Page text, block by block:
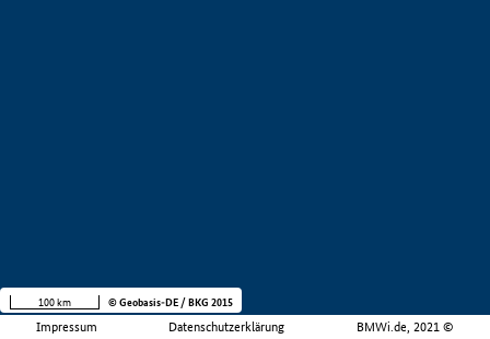
Impressum Datenschutzerklärung BMWi.de, 2021 ©
100 km © Geobasis-DE / BKG 2015